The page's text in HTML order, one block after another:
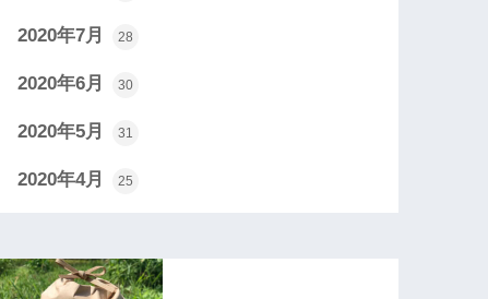
2020年7月 28
2020年6月 30
2020年5月 31
2020年4月 25